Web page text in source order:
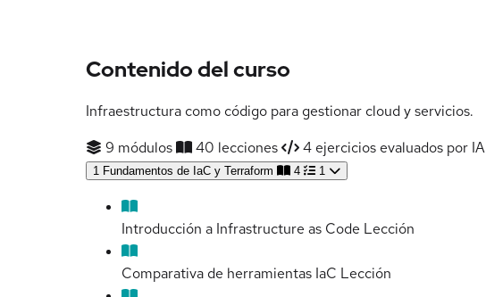
Contenido del curso
Infraestructura como código para gestionar cloud y servicios.
9 módulos
40 lecciones 4 ejercicios evaluados por IA
1 Fundamentos de IaC y Terraform 4 1
Introducción a Infrastructure as Code Lección
Comparativa de herramientas IaC Lección